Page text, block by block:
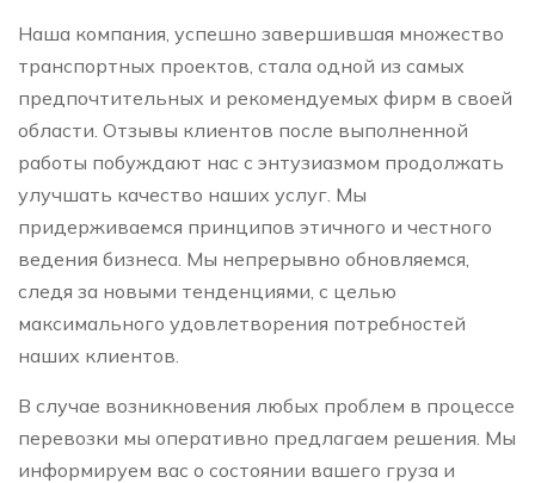
Наша компания, успешно завершившая множество
транспортных проектов, стала одной из самых
предпочтительных и рекомендуемых фирм в своей
области. Отзывы клиентов после выполненной
работы побуждают нас с энтузиазмом продолжать
улучшать качество наших услуг. Мы
придерживаемся принципов этичного и честного
ведения бизнеса. Мы непрерывно обновляемся,
следя за новыми тенденциями, с целью
максимального удовлетворения потребностей
наших клиентов.
В случае возникновения любых проблем в процессе
перевозки мы оперативно предлагаем решения. Мы
информируем вас о состоянии вашего груза и